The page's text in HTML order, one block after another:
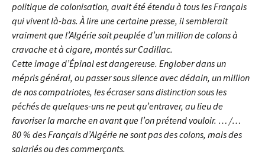
politique de colonisation, avait été étendu à tous les Français
qui vivent là-bas. À lire une certaine presse, il semblerait
vraiment que l’Algérie soit peuplée d’un million de colons à
cravache et à cigare, montés sur Cadillac.
Cette image d’Épinal est dangereuse. Englober dans un
mépris général, ou passer sous silence avec dédain, un million
de nos compatriotes, les écraser sans distinction sous les
péchés de quelques-uns ne peut qu’entraver, au lieu de
favoriser la marche en avant que l’on prétend vouloir. … /…
80 % des Français d’Algérie ne sont pas des colons, mais des
salariés ou des commerçants.